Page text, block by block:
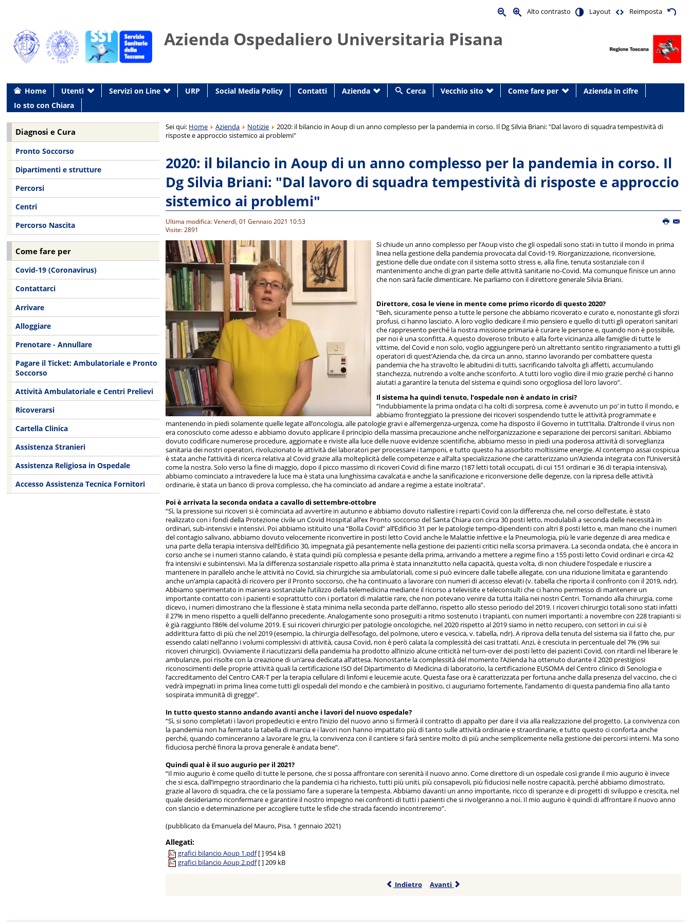
Alto contrasto Layout Reimposta
Azienda Ospedaliero Universitaria Pisana
Home Utenti Servizi on Line URP Social Media Policy Contatti Azienda Cerca Vecchio sito Come fare per
Azienda in cifre
Io sto con Chiara
Sei qui: Home Azienda Notizie
2020: il bilancio in Aoup di un anno complesso per la pandemia in corso. Il Dg Silvia Briani: "Dal lavoro di squadra tempestività di
risposte e approccio sistemico ai problemi"
2020: il bilancio in Aoup di un anno complesso per la pandemia in corso. Il
Dg Silvia Briani: "Dal lavoro di squadra tempestività di risposte e approccio
sistemico ai problemi"
Ultima modifica: Venerdì, 01 Gennaio 2021 10:53
Visite: 2891
Si chiude un anno complesso per l’Aoup visto che gli ospedali sono stati in tutto il mondo in prima
linea nella gestione della pandemia provocata dal Covid-19. Riorganizzazione, riconversione,
gestione delle due ondate con il sistema sotto stress e, alla fine, tenuta sostanziale con il
mantenimento anche di gran parte delle attività sanitarie no-Covid. Ma comunque finisce un anno
che non sarà facile dimenticare. Ne parliamo con il direttore generale Silvia Briani.
Direttore, cosa le viene in mente come primo ricordo di questo 2020?
“Beh, sicuramente penso a tutte le persone che abbiamo ricoverato e curato e, nonostante gli sforzi
profusi, ci hanno lasciato. A loro voglio dedicare il mio pensiero e quello di tutti gli operatori sanitari
che rappresento perché la nostra missione primaria è curare le persone e, quando non è possibile,
per noi è una sconfitta. A questo doveroso tributo e alla forte vicinanza alle famiglie di tutte le
vittime, del Covid e non solo, voglio aggiungere però un altrettanto sentito ringraziamento a tutti gli
operatori di quest’Azienda che, da circa un anno, stanno lavorando per combattere questa
pandemia che ha stravolto le abitudini di tutti, sacrificando talvolta gli affetti, accumulando
stanchezza, nutrendo a volte anche sconforto. A tutti loro voglio dire il mio grazie perché ci hanno
aiutati a garantire la tenuta del sistema e quindi sono orgogliosa del loro lavoro”.
Il sistema ha quindi tenuto, l’ospedale non è andato in crisi?
“Indubbiamente la prima ondata ci ha colti di sorpresa, come è avvenuto un po’ in tutto il mondo, e
abbiamo fronteggiato la pressione dei ricoveri sospendendo tutte le attività programmate e
mantenendo in piedi solamente quelle legate all’oncologia, alle patologie gravi e all’emergenza-urgenza, come ha disposto il Governo in tutt’Italia. D’altronde il virus non
era conosciuto come adesso e abbiamo dovuto applicare il principio della massima precauzione anche nell’organizzazione e separazione dei percorsi sanitari. Abbiamo
dovuto codificare numerose procedure, aggiornate e riviste alla luce delle nuove evidenze scientifiche, abbiamo messo in piedi una poderosa attività di sorveglianza
sanitaria dei nostri operatori, rivoluzionato le attività dei laboratori per processare i tamponi, e tutto questo ha assorbito moltissime energie. Al contempo assai cospicua
è stata anche l’attività di ricerca relativa al Covid grazie alla molteplicità delle competenze e all’alta specializzazione che caratterizzano un’Azienda integrata con l’Università
come la nostra. Solo verso la fine di maggio, dopo il picco massimo di ricoveri Covid di fine marzo (187 letti totali occupati, di cui 151 ordinari e 36 di terapia intensiva),
abbiamo cominciato a intravedere la luce ma è stata una lunghissima cavalcata e anche la sanificazione e riconversione delle degenze, con la ripresa delle attività
ordinarie, è stata un banco di prova complesso, che ha cominciato ad andare a regime a estate inoltrata”.
Poi è arrivata la seconda ondata a cavallo di settembre-ottobre
“Sì, la pressione sui ricoveri si è cominciata ad avvertire in autunno e abbiamo dovuto riallestire i reparti Covid con la differenza che, nel corso dell’estate, è stato
realizzato con i fondi della Protezione civile un Covid Hospital all’ex Pronto soccorso del Santa Chiara con circa 30 posti letto, modulabili a seconda delle necessità in
ordinari, sub-intensivi e intensivi. Poi abbiamo istituito una “Bolla Covid” all’Edificio 31 per le patologie tempo-dipendenti con altri 8 posti letto e, man mano che i numeri
del contagio salivano, abbiamo dovuto velocemente riconvertire in posti letto Covid anche le Malattie infettive e la Pneumologia, più le varie degenze di area medica e
una parte della terapia intensiva dell’Edificio 30, impegnata già pesantemente nella gestione dei pazienti critici nella scorsa primavera. La seconda ondata, che è ancora in
corso anche se i numeri stanno calando, è stata quindi più complessa e pesante della prima, arrivando a mettere a regime fino a 155 posti letto Covid ordinari e circa 42
fra intensivi e subintensivi. Ma la differenza sostanziale rispetto alla prima è stata innanzitutto nella capacità, questa volta, di non chiudere l’ospedale e riuscire a
mantenere in parallelo anche le attività no Covid, sia chirurgiche sia ambulatoriali, come si può evincere dalle tabelle allegate, con una riduzione limitata e garantendo
anche un’ampia capacità di ricovero per il Pronto soccorso, che ha continuato a lavorare con numeri di accesso elevati (v. tabella che riporta il confronto con il 2019, ndr).
Abbiamo sperimentato in maniera sostanziale l’utilizzo della telemedicina mediante il ricorso a televisite e teleconsulti che ci hanno permesso di mantenere un
importante contatto con i pazienti e soprattutto con i portatori di malattie rare, che non potevano venire da tutta Italia nei nostri Centri. Tornando alla chirurgia, come
dicevo, i numeri dimostrano che la flessione è stata minima nella seconda parte dell’anno, rispetto allo stesso periodo del 2019. I ricoveri chirurgici totali sono stati infatti
il 27% in meno rispetto a quelli dell’anno precedente. Analogamente sono proseguiti a ritmo sostenuto i trapianti, con numeri importanti: a novembre con 228 trapianti si
è già raggiunto l’86% del volume 2019. E sui ricoveri chirurgici per patologie oncologiche, nel 2020 rispetto al 2019 siamo in netto recupero, con settori in cui si è
addirittura fatto di più che nel 2019 (esempio, la chirurgia dell’esofago, del polmone, utero e vescica, v. tabella, ndr). A riprova della tenuta del sistema sia il fatto che, pur
essendo calati nell’anno i volumi complessivi di attività, causa Covid, non è però calata la complessità dei casi trattati. Anzi, è cresciuta in percentuale del 7% (9% sui
ricoveri chirurgici). Ovviamente il riacutizzarsi della pandemia ha prodotto all’inizio alcune criticità nel turn-over dei posti letto dei pazienti Covid, con ritardi nel liberare le
ambulanze, poi risolte con la creazione di un’area dedicata all’attesa. Nonostante la complessità del momento l’Azienda ha ottenuto durante il 2020 prestigiosi
riconoscimenti delle proprie attività quali la certificazione ISO del Dipartimento di Medicina di laboratorio, la certificazione EUSOMA del Centro clinico di Senologia e
l’accreditamento del Centro CAR-T per la terapia cellulare di linfomi e leucemie acute. Questa fase ora è caratterizzata per fortuna anche dalla presenza del vaccino, che ci
vedrà impegnati in prima linea come tutti gli ospedali del mondo e che cambierà in positivo, ci auguriamo fortemente, l’andamento di questa pandemia fino alla tanto
sospirata immunità di gregge”.
In tutto questo stanno andando avanti anche i lavori del nuovo ospedale?
“Sì, si sono completati i lavori propedeutici e entro l’inizio del nuovo anno si firmerà il contratto di appalto per dare il via alla realizzazione del progetto. La convivenza con
la pandemia non ha fermato la tabella di marcia e i lavori non hanno impattato più di tanto sulle attività ordinarie e straordinarie, e tutto questo ci conforta anche
perché, quando cominceranno a lavorare le gru, la convivenza con il cantiere si farà sentire molto di più anche semplicemente nella gestione dei percorsi interni. Ma sono
fiduciosa perché finora la prova generale è andata bene”.
Quindi qual è il suo augurio per il 2021?
“Il mio augurio è come quello di tutte le persone, che si possa affrontare con serenità il nuovo anno. Come direttore di un ospedale così grande il mio augurio è invece
che si esca, dall’impegno straordinario che la pandemia ci ha richiesto, tutti più uniti, più consapevoli, più fiduciosi nelle nostre capacità, perché abbiamo dimostrato,
grazie al lavoro di squadra, che ce la possiamo fare a superare la tempesta. Abbiamo davanti un anno importante, ricco di speranze e di progetti di sviluppo e crescita, nel
quale desideriamo riconfermare e garantire il nostro impegno nei confronti di tutti i pazienti che si rivolgeranno a noi. Il mio augurio è quindi di affrontare il nuovo anno
con slancio e determinazione per accogliere tutte le sfide che strada facendo incontreremo”.
(pubblicato da Emanuela del Mauro, Pisa, 1 gennaio 2021)
Allegati:
grafici bilancio Aoup 1.pdf [ ]954 kB
grafici bilancio Aoup 2.pdf [ ] 209 kB
Indietro Avanti
Diagnosi e Cura
Pronto Soccorso
Dipartimenti e strutture
Percorsi
Centri
Percorso Nascita
Come fare per
Covid-19 (Coronavirus)
Contattarci
Arrivare
Alloggiare
Prenotare - Annullare
Pagare il Ticket: Ambulatoriale e Pronto
Soccorso
Attività Ambulatoriale e Centri Prelievi
Ricoverarsi
Cartella Clinica
Assistenza Stranieri
Assistenza Religiosa in Ospedale
Accesso Assistenza Tecnica Fornitori